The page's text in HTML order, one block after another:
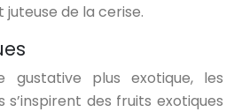
de la cerise.
gustative plus exotique, les
s’inspirent des fruits exotiques